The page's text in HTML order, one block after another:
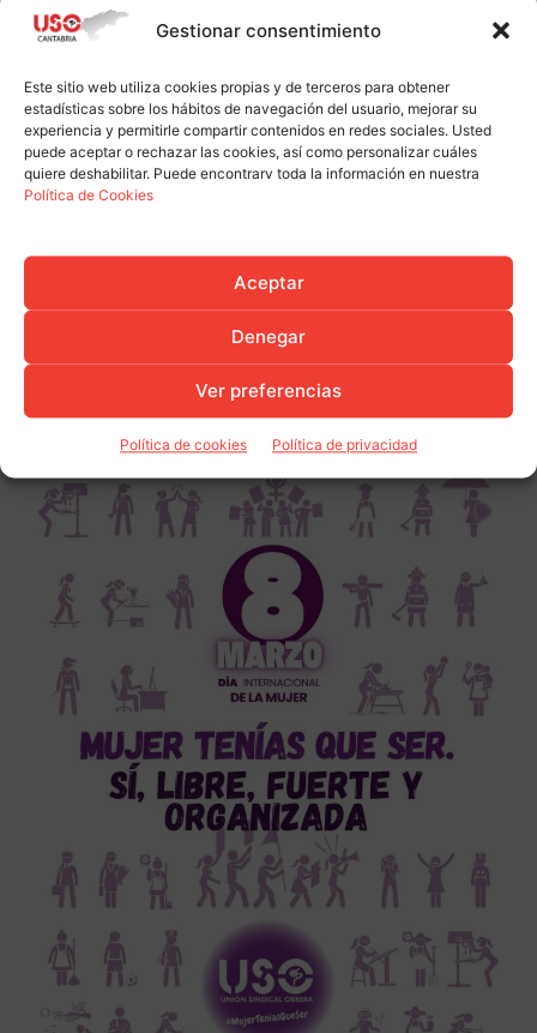
Gestionar consentimiento
Este sitio web utiliza cookies propias y de terceros para obtener
estadísticas sobre los hábitos de navegación del usuario, mejorar su
experiencia y permitirle compartir contenidos en redes sociales. Usted
puede aceptar o rechazar las cookies, así como personalizar cuáles
quiere deshabilitar. Puede encontrarv toda la información en nuestra
Política de Cookies
Aceptar
Denegar
Ver preferencias
Política de cookies Política de privacidad